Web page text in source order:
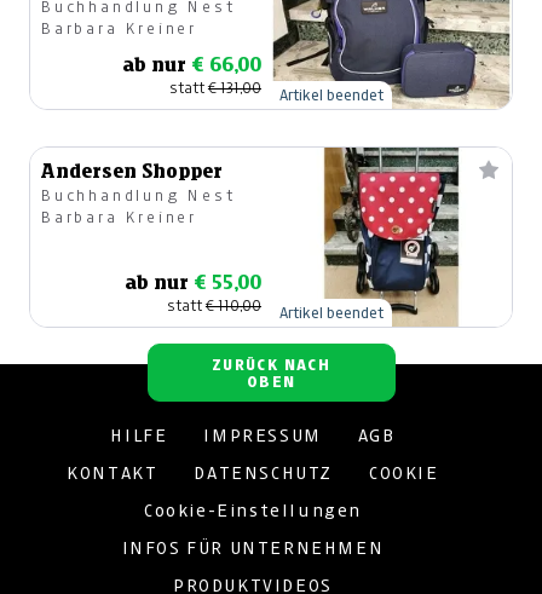
Buchhandlung Nest
Barbara Kreiner
ab nur € 66,00
statt€ 131,00 Artikel beendet
Andersen Shopper
Buchhandlung Nest
Barbara Kreiner
ab nur € 55,00
statt€ 110,00 Artikel beendet
ZURÜCK NACH
OBEN
HILFE IMPRESSUM AGB
KONTAKT DATENSCHUTZ COOKIE
Cookie-Einstellungen
INFOS FÜR UNTERNEHMEN
PRODUKTVIDEOS